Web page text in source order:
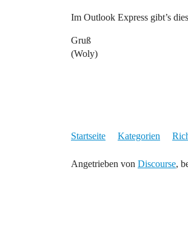
Im Outlook Express gibt’s
Gruß
(Woly)
Startseite Kategorien
Angetrieben von Discourse,